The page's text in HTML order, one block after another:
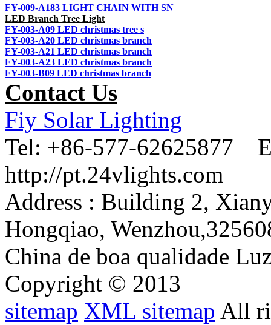
FY-009-A183 LIGHT CHAIN WITH SN
LED Branch Tree Light
FY-003-A09 LED christmas tree s
FY-003-A20 LED christmas branch
FY-003-A21 LED christmas branch
FY-003-A23 LED christmas branch
FY-003-B09 LED christmas branch
Contact Us
Fiy Solar Lighting
Tel: +86-577-62625877
http://pt.24vlights.com
Address : Building 2,
Hongqiao,
China de boa qualidade
Copyright © 2013
sitemap XML sitemap All